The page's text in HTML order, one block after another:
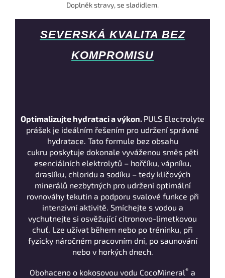
Doplněk stravy, se sladidlem.
SEVERSKÁ KVALITA BEZ
KOMPROMISU
Optimalizujte hydrataci a výkon. PULS Electrolyte
prášek je ideálním řešením pro udržení správné
hydratace. Tato formule bez obsahu
cukru poskytuje dokonale vyváženou směs pěti
esenciálních elektrolytů – hořčíku, vápníku,
draslíku, chloridu a sodíku – tedy klíčových
minerálů nezbytných pro udržení optimální
rovnováhy tekutin a podporu svalové funkce při
intenzivní aktivitě. Smíchejte s vodou a
vychutnejte si osvěžující citronovo-limetkovou
chuť. Lze užívat během nebo po tréninku, při
fyzicky náročném pracovním dni, po saunování
nebo v horkých dnech.
Obohaceno o kokosovou vodu CocoMineral® a